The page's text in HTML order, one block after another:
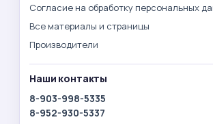
Согласие на обработку персональных
Все материалы и страницы
Производители
Наши контакты
8-903-998-5335
8-952-930-5337